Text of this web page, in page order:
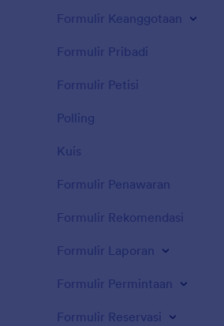
Formulir Keanggotaan
Formulir Pribadi
Formulir Petisi
Polling
Kuis
Formulir Penawaran
Formulir Rekomendasi
Formulir Laporan
Formulir Permintaan
Formulir Reservasi